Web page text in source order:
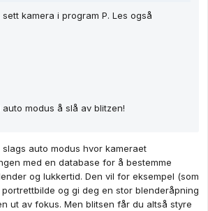
kamera i program P. Les også
modus å slå av blitzen!
auto modus hvor kameraet
med en database for å bestemme
og lukkertid. Den vil for eksempel (som
og gi deg en stor blenderåpning
ut av fokus. Men blitsen får du altså styre